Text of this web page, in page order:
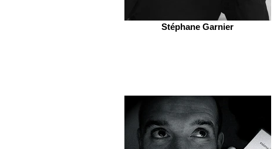
Stéphane Garnier